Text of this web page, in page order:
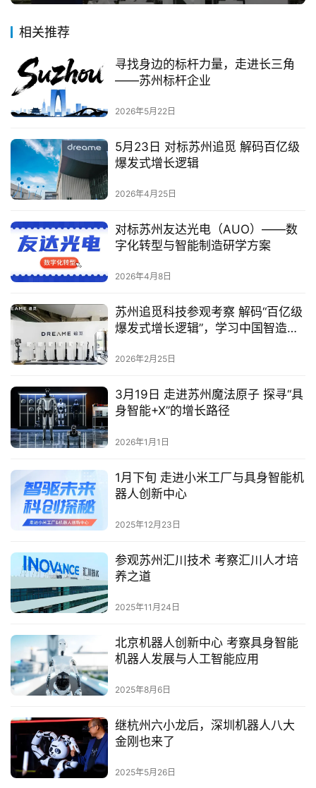
相关推荐
寻找身边的标杆力量，走进长三角
——苏州标杆企业
2026年5月22日
5月23日 对标苏州追觅 解码百亿级
爆发式增长逻辑
2026年4月25日
对标苏州友达光电（AUO）——数
字化转型与智能制造研学方案
2026年4月8日
苏州追觅科技参观考察 解码“百亿级
爆发式增长逻辑”，学习中国智造出
2026年2月25日
3月19日 走进苏州魔法原子 探寻“具
身智能+X”的增长路径
2026年1月1日
1月下旬 走进小米工厂与具身智能机
器人创新中心
2025年12月23日
参观苏州汇川技术 考察汇川人才培
养之道
2025年11月24日
北京机器人创新中心 考察具身智能
机器人发展与人工智能应用
2025年8月6日
继杭州六小龙后，深圳机器人八大
金刚也来了
2025年5月26日